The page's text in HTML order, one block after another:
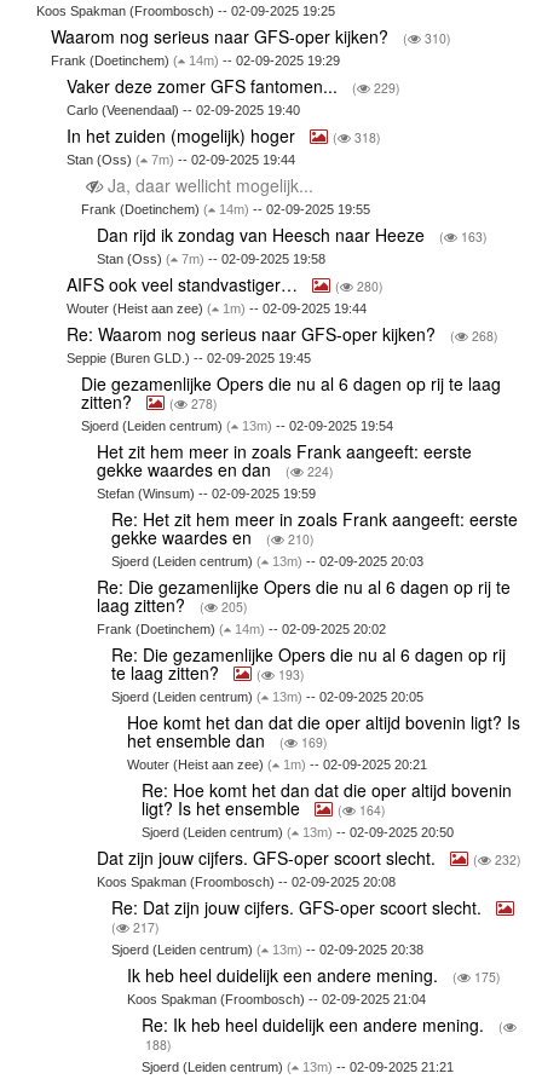
Koos Spakman (Froombosch) -- 02-09-2025 19:25
Waarom nog serieus naar GFS-oper kijken? ( 310)
Frank (Doetinchem)( 14m) -- 02-09-2025 19:29
Vaker deze zomer GFS fantomen... ( 229)
Carlo (Veenendaal) -- 02-09-2025 19:40
In het zuiden (mogelijk) hoger ( 318)
Stan (Oss) ( 7m) -- 02-09-2025 19:44
Ja, daar wellicht mogelijk...
Frank (Doetinchem)( 14m) -- 02-09-2025 19:55
Dan rijd ik zondag van Heesch naar Heeze ( 163)
Stan (Oss) ( 7m) -- 02-09-2025 19:58
AIFS ook veel standvastiger… ( 280)
Wouter (Heist aan zee) ( 1m) -- 02-09-2025 19:44
Re: Waarom nog serieus naar GFS-oper kijken? ( 268)
Seppie (Buren GLD.) -- 02-09-2025 19:45
Die gezamenlijke Opers die nu al 6 dagen op rij te laag
zitten? ( 278)
Sjoerd (Leiden centrum)( 13m) -- 02-09-2025 19:54
Het zit hem meer in zoals Frank aangeeft: eerste
gekke waardes en dan ( 224)
Stefan (Winsum) -- 02-09-2025 19:59
Re: Het zit hem meer in zoals Frank aangeeft: eerste
gekke waardes en ( 210)
Sjoerd (Leiden centrum)( 13m) -- 02-09-2025 20:03
Re: Die gezamenlijke Opers die nu al 6 dagen op rij te
laag zitten? ( 205)
Frank (Doetinchem) ( 14m) -- 02-09-2025 20:02
Re: Die gezamenlijke Opers die nu al 6 dagen op rij
te laag zitten? ( 193)
Sjoerd (Leiden centrum)( 13m) -- 02-09-2025 20:05
Hoe komt het dan dat die oper altijd bovenin ligt? Is
het ensemble dan ( 169)
Wouter (Heist aan zee) ( 1m) -- 02-09-2025 20:21
Re: Hoe komt het dan dat die oper altijd bovenin
ligt? Is het ensemble ( 164)
Sjoerd (Leiden centrum)( 13m) -- 02-09-2025 20:50
Dat zijn jouw cijfers. GFS-oper scoort slecht. ( 232)
Koos Spakman (Froombosch) -- 02-09-2025 20:08
Re: Dat zijn jouw cijfers. GFS-oper scoort slecht.
( 217)
Sjoerd (Leiden centrum)( 13m) -- 02-09-2025 20:38
Ik heb heel duidelijk een andere mening. ( 175)
Koos Spakman (Froombosch) -- 02-09-2025 21:04
Re: Ik heb heel duidelijk een andere mening.
(
188)
Sjoerd (Leiden centrum)( 13m) -- 02-09-2025 21:21